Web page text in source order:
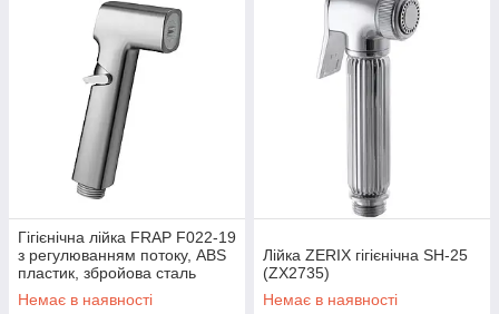
Гігієнічна лійка FRAP F022-19
з регулюванням потоку, ABS
пластик, збройова сталь
Немає в наявності
Лійка ZERIX гігієнічна SH-25
(ZX2735)
Немає в наявності